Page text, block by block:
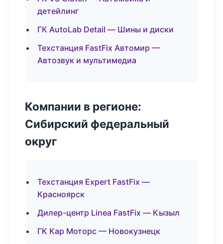
детейлинг
ГК AutoLab Detail — Шины и диски
Техстанция FastFix Автомир —
Автозвук и мультимедиа
Компании в регионе:
Сибирский федеральный
округ
Техстанция Expert FastFix —
Красноярск
Дилер-центр Linea FastFix — Кызыл
ГК Кар Моторс — Новокузнецк